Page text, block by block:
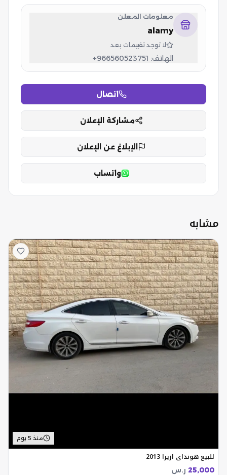
معلومات المعلن
alamy
لا توجد تقييمات بعد
الهاتف: +966560523751
اتصال
مشاركة الإعلان
الإبلاغ عن الإعلان
واتساب
مشابه
منذ 5 يوم
للبيع هونداي ازيرا 2013
25,000 ر.س